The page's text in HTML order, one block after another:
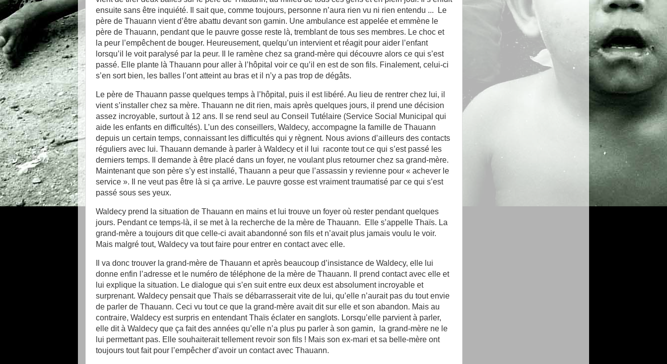
ensuite sans être inquiété. Il sait que, comme toujours, personne n’aura rien vu ni rien entendu ... Le
père de Thauann vient d’être abattu devant son gamin. Une ambulance est appelée et emmène le
père de Thauann, pendant que le pauvre gosse reste là, tremblant de tous ses membres. Le choc et
la peur l’empêchent de bouger. Heureusement, quelqu’un intervient et réagit pour aider l’enfant
lorsqu’il le voit paralysé par la peur. Il le ramène chez sa grand-mère qui découvre alors ce qui s’est
passé. Elle plante là Thauann pour aller à l’hôpital voir ce qu’il en est de son fils. Finalement, celui-ci
s’en sort bien, les balles l’ont atteint au bras et il n’y a pas trop de dégâts.
Le père de Thauann passe quelques temps à l’hôpital, puis il est libéré. Au lieu de rentrer chez lui, il
vient s’installer chez sa mère. Thauann ne dit rien, mais après quelques jours, il prend une décision
assez incroyable, surtout à 12 ans. Il se rend seul au Conseil Tutélaire (Service Social Municipal qui
aide les enfants en difficultés). L’un des conseillers, Waldecy, accompagne la famille de Thauann
depuis un certain temps, connaissant les difficultés qui y règnent. Nous avions d’ailleurs des contacts
réguliers avec lui. Thauann demande à parler à Waldecy et il lui raconte tout ce qui s’est passé les
derniers temps. Il demande à être placé dans un foyer, ne voulant plus retourner chez sa grand-mère.
Maintenant que son père s’y est installé, Thauann a peur que l’assassin y revienne pour « achever le
service ». Il ne veut pas être là si ça arrive. Le pauvre gosse est vraiment traumatisé par ce qui s’est
passé sous ses yeux.
Waldecy prend la situation de Thauann en mains et lui trouve un foyer où rester pendant quelques
jours. Pendant ce temps-là, il se met à la recherche de la mère de Thauann. Elle s’appelle Thaïs. La
grand-mère a toujours dit que celle-ci avait abandonné son fils et n’avait plus jamais voulu le voir.
Mais malgré tout, Waldecy va tout faire pour entrer en contact avec elle.
Il va donc trouver la grand-mère de Thauann et après beaucoup d’insistance de Waldecy, elle lui
donne enfin l’adresse et le numéro de téléphone de la mère de Thauann. Il prend contact avec elle et
lui explique la situation. Le dialogue qui s’en suit entre eux deux est absolument incroyable et
surprenant. Waldecy pensait que Thaïs se débarrasserait vite de lui, qu’elle n’aurait pas du tout envie
de parler de Thauann. Ceci vu tout ce que la grand-mère avait dit sur elle et son abandon. Mais au
contraire, Waldecy est surpris en entendant Thaïs éclater en sanglots. Lorsqu’elle parvient à parler,
elle dit à Waldecy que ça fait des années qu’elle n’a plus pu parler à son gamin, la grand-mère ne le
lui permettant pas. Elle souhaiterait tellement revoir son fils ! Mais son ex-mari et sa belle-mère ont
toujours tout fait pour l’empêcher d’avoir un contact avec Thauann.